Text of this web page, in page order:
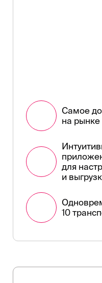
Самое
на рынке
для
и
10